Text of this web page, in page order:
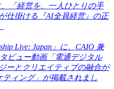
、「経営を、一人ひとりの手
仕掛ける『AI全員経営』の正
Live: Japan」に、CAIO 兼
ビュー動画「電通デジタル
ーとクリエイティブの融合が
ィング」が掲載されまし